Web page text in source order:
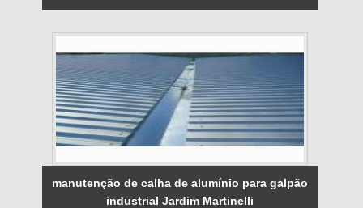
manutenção de calha de alumínio para galpão
industrial Jardim Martinelli